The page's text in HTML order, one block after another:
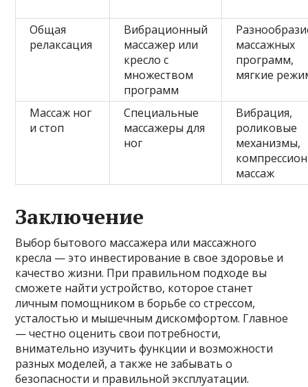
Общая
релаксация
Вибрационный
массажер или
кресло с
множеством
программ
массажных
программ,
мягкие
Массаж ног
и стоп
Специальные
массажеры для
ног
Вибрация,
роликовые
механизмы,
массаж
Заключение
Выбор бытового массажера или массажного
кресла — это инвестирование в свое здоровье и
качество жизни. При правильном подходе вы
сможете найти устройство, которое станет
личным помощником в борьбе со стрессом,
усталостью и мышечным дискомфортом. Главное
— честно оценить свои потребности,
внимательно изучить функции и возможности
разных моделей, а также не забывать о
безопасности и правильной эксплуатации.